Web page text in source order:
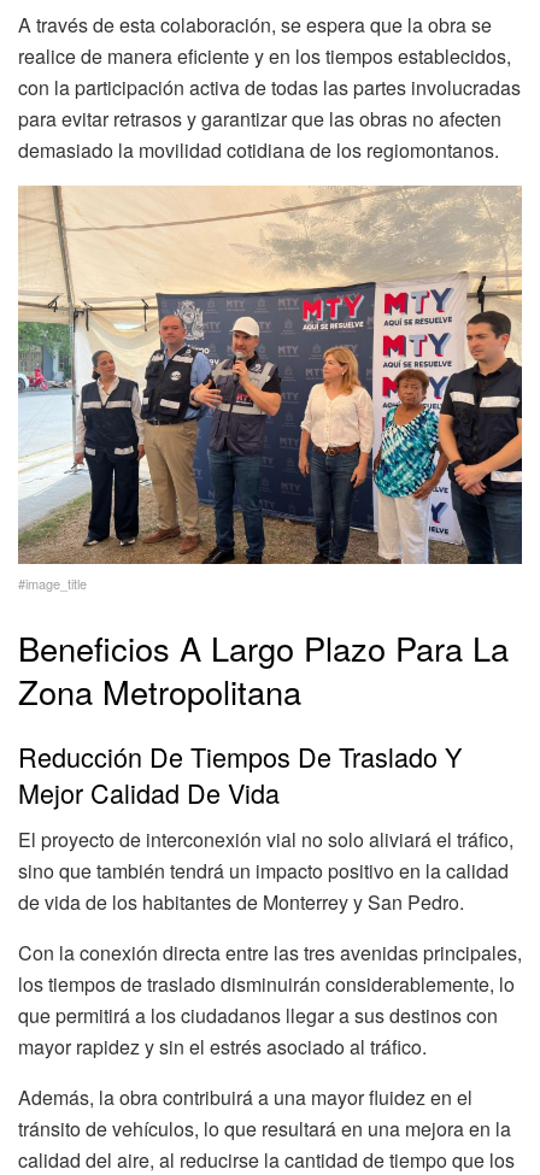
A través de esta colaboración, se espera que la obra se
realice de manera eficiente y en los tiempos establecidos,
con la participación activa de todas las partes involucradas
para evitar retrasos y garantizar que las obras no afecten
demasiado la movilidad cotidiana de los regiomontanos.
#image_title
Beneficios A Largo Plazo Para La
Zona Metropolitana
Reducción De Tiempos De Traslado Y
Mejor Calidad De Vida
El proyecto de interconexión vial no solo aliviará el tráfico,
sino que también tendrá un impacto positivo en la calidad
de vida de los habitantes de Monterrey y San Pedro.
Con la conexión directa entre las tres avenidas principales,
los tiempos de traslado disminuirán considerablemente, lo
que permitirá a los ciudadanos llegar a sus destinos con
mayor rapidez y sin el estrés asociado al tráfico.
Además, la obra contribuirá a una mayor fluidez en el
tránsito de vehículos, lo que resultará en una mejora en la
calidad del aire, al reducirse la cantidad de tiempo que los